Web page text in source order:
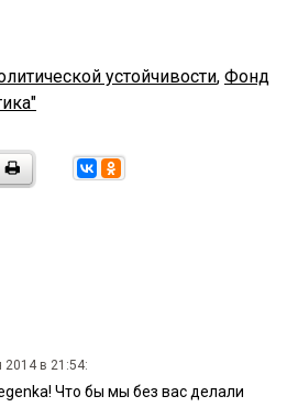
устойчивости, Фонд
2014 в 21:54:
Что бы мы без вас делали